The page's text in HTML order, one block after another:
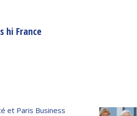
hi France
et Paris Business